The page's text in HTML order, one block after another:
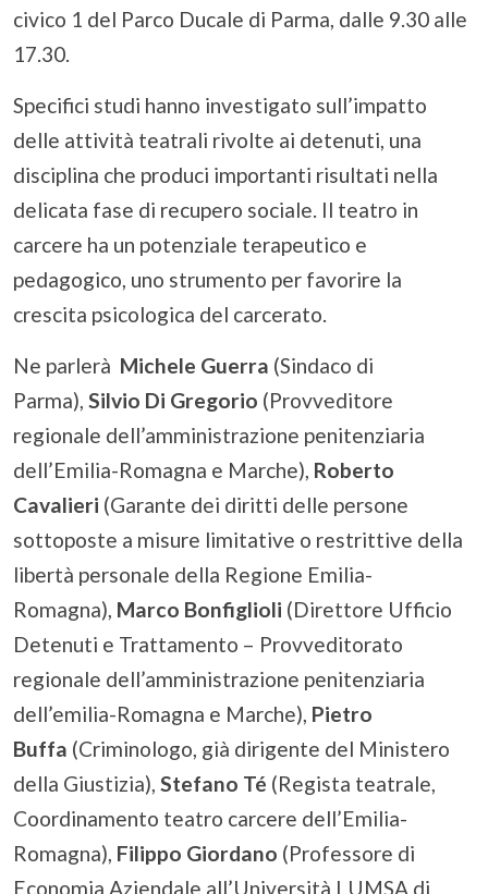
civico 1 del Parco Ducale di Parma, dalle 9.30 alle
17.30.
Specifici studi hanno investigato sull’impatto
delle attività teatrali rivolte ai detenuti, una
disciplina che produci importanti risultati nella
delicata fase di recupero sociale. Il teatro in
carcere ha un potenziale terapeutico e
pedagogico, uno strumento per favorire la
crescita psicologica del carcerato.
Ne parlerà Michele Guerra (Sindaco di
Parma), Silvio Di Gregorio (Provveditore
regionale dell’amministrazione penitenziaria
dell’Emilia-Romagna e Marche), Roberto
Cavalieri (Garante dei diritti delle persone
sottoposte a misure limitative o restrittive della
libertà personale della Regione Emilia-
Romagna), Marco Bonfiglioli (Direttore Ufficio
Detenuti e Trattamento – Provveditorato
regionale dell’amministrazione penitenziaria
dell’emilia-Romagna e Marche), Pietro
Buffa (Criminologo, già dirigente del Ministero
della Giustizia), Stefano Té (Regista teatrale,
Coordinamento teatro carcere dell’Emilia-
Romagna), Filippo Giordano (Professore di
Economia Aziendale all’Università LUMSA di